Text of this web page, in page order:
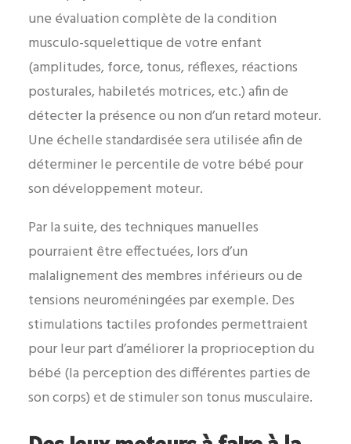
une évaluation complète de la condition
musculo-squelettique de votre enfant
(amplitudes, force, tonus, réflexes, réactions
posturales, habiletés motrices, etc.) afin de
détecter la présence ou non d’un retard moteur.
Une échelle standardisée sera utilisée afin de
déterminer le percentile de votre bébé pour
son développement moteur.
Par la suite, des techniques manuelles
pourraient être effectuées, lors d’un
malalignement des membres inférieurs ou de
tensions neuroméningées par exemple. Des
stimulations tactiles profondes permettraient
pour leur part d’améliorer la proprioception du
bébé (la perception des différentes parties de
son corps) et de stimuler son tonus musculaire.